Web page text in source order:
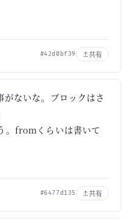
#42d0bf39 共有
ないな。ブロックはさ
。fromくらいは書いて
#6477d135 共有